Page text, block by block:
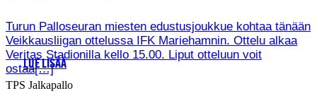
Turun Palloseuran miesten edustusjoukkue kohtaa tänään
Veikkausliigan ottelussa IFK Mariehamnin. Ottelu alkaa
Veritas Stadionilla kello 15.00. Liput otteluun voit
ostaa[…]
LUE LISÄÄ
TPS Jalkapallo